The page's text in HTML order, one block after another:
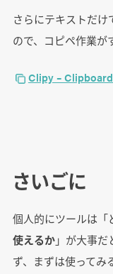
さらにテキストだけ
ので、コピペ作業が
Clipy –
さいごに
個人的にツールは「
使えるか」が大事だ
ず、まずは使ってみ